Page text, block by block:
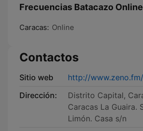
Frecuencias Batacazo
Caracas: Online
Contactos
Sitio web
http://
Dirección:
Distrito Capital,
Caracas La Guaira.
Limón. Casa s/n